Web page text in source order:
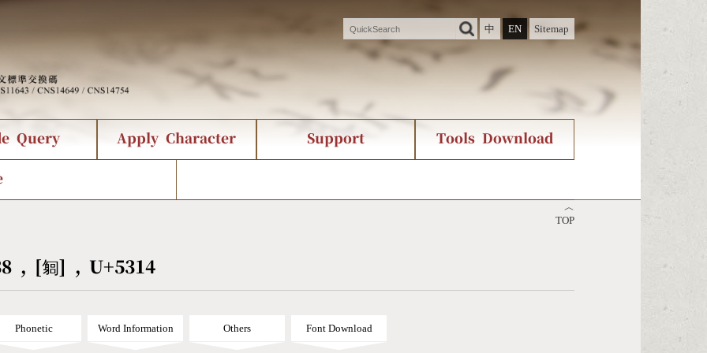
中
EN Sitemap
Query
Query
Symbol Index
Apply Character Support
Creation
Tools Download
Download
︿
TOP
, [匔] , U+5314
Phonetic Word Information Others Font Download